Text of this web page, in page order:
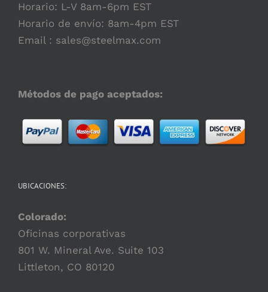
Horario: L-V 8am-6pm EST
Horario de envío: 8am-4pm EST
Email : sales@steelmax.com
Métodos de pago aceptados:
UBICACIONES:
Colorado:
Oficinas corporativas
801 W. Mineral Ave. Suite 103
Littleton, CO 80120